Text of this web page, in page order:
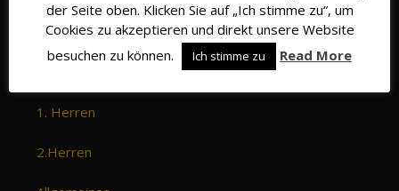
Kategorien
1. Herren
2.Herren
der Seite oben. Klicken Sie auf „Ich stimme zu“, um
Cookies zu akzeptieren und direkt unsere Website
besuchen zu können.
Ich stimme zu Read More